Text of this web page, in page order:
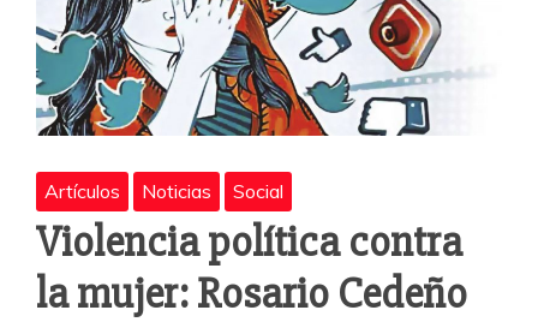
Artículos Noticias Social
Violencia política contra
la mujer: Rosario Cedeño